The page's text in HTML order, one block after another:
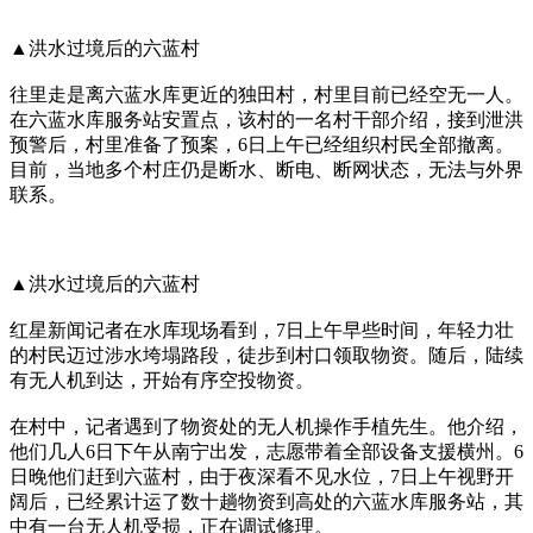
▲洪水过境后的六蓝村
往里走是离六蓝水库更近的独田村，村里目前已经空无一人。
在六蓝水库服务站安置点，该村的一名村干部介绍，接到泄洪
预警后，村里准备了预案，6日上午已经组织村民全部撤离。
目前，当地多个村庄仍是断水、断电、断网状态，无法与外界
联系。
▲洪水过境后的六蓝村
红星新闻记者在水库现场看到，7日上午早些时间，年轻力壮
的村民迈过涉水垮塌路段，徒步到村口领取物资。随后，陆续
有无人机到达，开始有序空投物资。
在村中，记者遇到了物资处的无人机操作手植先生。他介绍，
他们几人6日下午从南宁出发，志愿带着全部设备支援横州。6
日晚他们赶到六蓝村，由于夜深看不见水位，7日上午视野开
阔后，已经累计运了数十趟物资到高处的六蓝水库服务站，其
中有一台无人机受损，正在调试修理。